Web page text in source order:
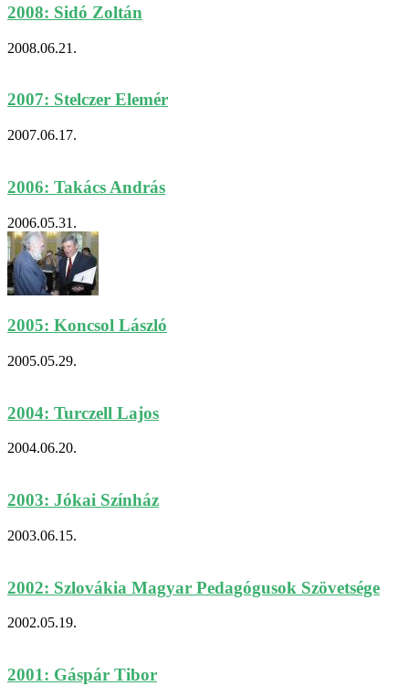
2008: Sidó Zoltán
2008.06.21.
2007: Stelczer Elemér
2007.06.17.
2006: Takács András
2006.05.31.
2005: Koncsol László
2005.05.29.
2004: Turczell Lajos
2004.06.20.
2003: Jókai Színház
2003.06.15.
2002: Szlovákia Magyar Pedagógusok Szövetsége
2002.05.19.
2001: Gáspár Tibor